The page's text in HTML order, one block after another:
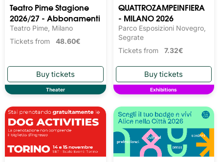
Teatro Pime Stagione
2026/27 - Abbonamenti
Teatro Pime, Milano
Tickets from 48.60€
Theater
QUATTROZAMPEINFIERA
- MILANO 2026
Parco Esposizioni Novegro,
Segrate
Tickets from 7.32€
Exhibitions